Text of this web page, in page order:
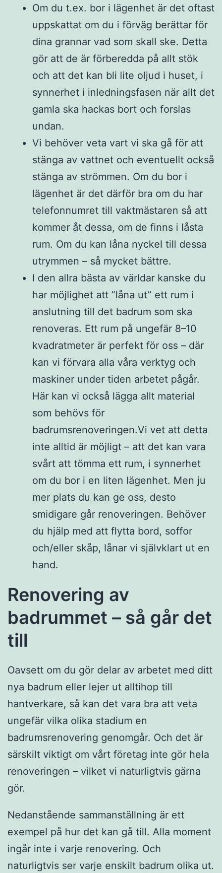
Om du t.ex. bor i lägenhet är det oftast
uppskattat om du i förväg berättar för
dina grannar vad som skall ske. Detta
gör att de är förberedda på allt stök
och att det kan bli lite oljud i huset, i
synnerhet i inledningsfasen när allt det
gamla ska hackas bort och forslas
undan.
Vi behöver veta vart vi ska gå för att
stänga av vattnet och eventuellt också
stänga av strömmen. Om du bor i
lägenhet är det därför bra om du har
telefonnumret till vaktmästaren så att
kommer åt dessa, om de finns i låsta
rum. Om du kan låna nyckel till dessa
utrymmen – så mycket bättre.
I den allra bästa av världar kanske du
har möjlighet att ”låna ut” ett rum i
anslutning till det badrum som ska
renoveras. Ett rum på ungefär 8–10
kvadratmeter är perfekt för oss – där
kan vi förvara alla våra verktyg och
maskiner under tiden arbetet pågår.
Här kan vi också lägga allt material
som behövs för
badrumsrenoveringen.Vi vet att detta
inte alltid är möjligt – att det kan vara
svårt att tömma ett rum, i synnerhet
om du bor i en liten lägenhet. Men ju
mer plats du kan ge oss, desto
smidigare går renoveringen. Behöver
du hjälp med att flytta bord, soffor
och/eller skåp, lånar vi självklart ut en
hand.
Renovering av
badrummet – så går det
till
Oavsett om du gör delar av arbetet med ditt
nya badrum eller lejer ut alltihop till
hantverkare, så kan det vara bra att veta
ungefär vilka olika stadium en
badrumsrenovering genomgår. Och det är
särskilt viktigt om vårt företag inte gör hela
renoveringen – vilket vi naturligtvis gärna
gör.
Nedanstående sammanställning är ett
exempel på hur det kan gå till. Alla moment
ingår inte i varje renovering. Och
naturligtvis ser varje enskilt badrum olika ut.